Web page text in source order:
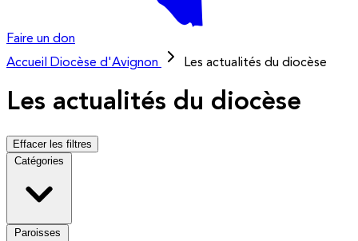
Faire un don
Accueil
Diocèse d'Avignon Les actualités du diocèse
Les actualités du diocèse
Effacer les filtres
Catégories
Paroisses